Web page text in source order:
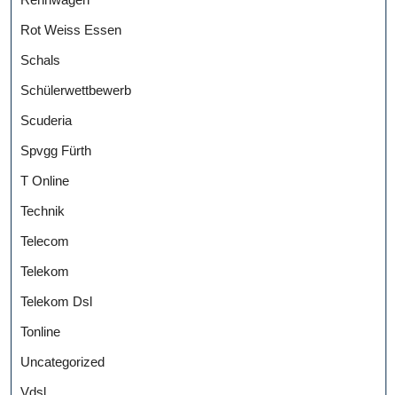
Rot Weiss Essen
Schals
Schülerwettbewerb
Scuderia
Spvgg Fürth
T Online
Technik
Telecom
Telekom
Telekom Dsl
Tonline
Uncategorized
Vdsl